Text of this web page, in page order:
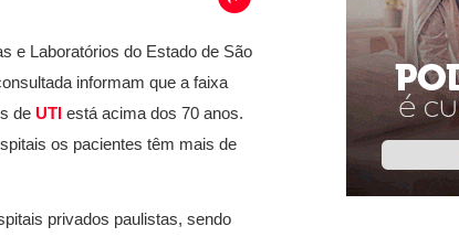
e Laboratórios do Estado de São
informam que a faixa
de UTI está acima dos 70 anos.
os pacientes têm mais de
privados paulistas, sendo